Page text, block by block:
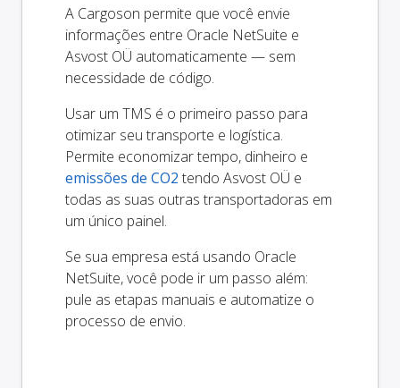
A Cargoson permite que você envie
informações entre Oracle NetSuite e
Asvost OÜ automaticamente — sem
necessidade de código.
Usar um TMS é o primeiro passo para
otimizar seu transporte e logística.
Permite economizar tempo, dinheiro e
emissões de CO2 tendo Asvost OÜ e
todas as suas outras transportadoras em
um único painel.
Se sua empresa está usando Oracle
NetSuite, você pode ir um passo além:
pule as etapas manuais e automatize o
processo de envio.